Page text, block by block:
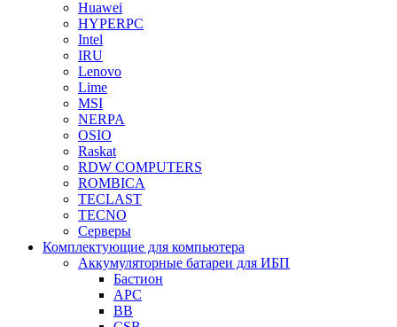
Huawei
HYPERPC
Intel
IRU
Lenovo
Lime
MSI
NERPA
OSIO
Raskat
RDW COMPUTERS
ROMBICA
TECLAST
TECNO
Серверы
Комплектующие для компьютера
Аккумуляторные батареи для ИБП
Бастион
APC
BB